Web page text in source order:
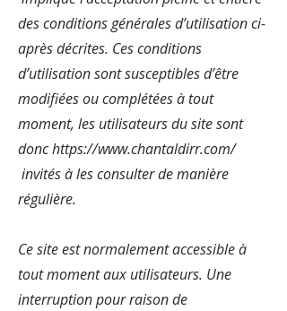
des conditions générales d’utilisation ci-
après décrites. Ces conditions
d’utilisation sont susceptibles d’être
modifiées ou complétées à tout
moment, les utilisateurs du site sont
donchttps://www.chantaldirr.com/
invités à les consulter de manière
régulière.
Ce site est normalement accessible à
tout moment aux utilisateurs. Une
interruption pour raison de